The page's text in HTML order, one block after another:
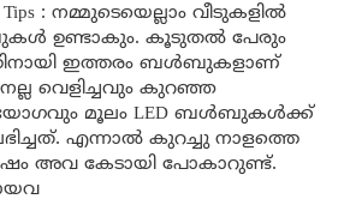
Tips : നമ്മുടെയെല്ലാം വീടുകളിൽ
ഉണ്ടാകും. കൂടുതൽ പേരും
ഇത്തരം ബൾബുകളാണ്
വെളിച്ചവും കുറഞ്ഞ
മൂലം LED ബൾബുകൾക്ക്
എന്നാൽ കുറച്ചു നാളത്തെ
അവ കേടായി പോകാറുണ്ട്.